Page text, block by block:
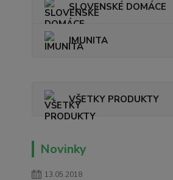
SLOVENSKÉ DOMÁCE
IMUNITA
VŠETKY PRODUKTY
Novinky
13.05.2018